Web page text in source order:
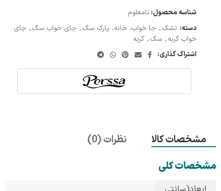
شناسه محصول: نامعلوم
دسته: تشک, جا خواب، خانه، پارک سگ, جای خواب سگ, جای
خواب گربه, سگ, گربه
اشتراک گذاری:
مشخصات کالا
نظرات (0)
مشخصات کلی